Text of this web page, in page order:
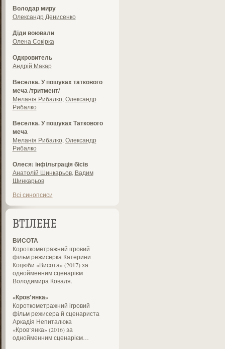
Володар миру
Олександр Денисенко
Діди воювали
Олена Сокірка
Одкровитель
Андрій Макар
Веселка. У пошуках таткового
меча /тритмент/
Меланія Рибалко Олександр
Рибалко
Веселка. У пошуках Таткового
меча
Меланія Рибалко Олександр
Рибалко
Олеся: інфільтрація бісів
Анатолій Шинкарьов, Вадим
Шинкарьов
Всі синопсиси
ВТІЛЕНЕ
ВИСОТА
Короткометражний ігровий
фільм режисерка Катерини
Коцюби «Висота» (2017) за
однойменним сценарієм
Володимира Коваля.
«Кров’янка»
Короткометражний ігровий
фільм режисера й сценариста
Аркадія Непиталюка
«Кров’янка» (2016) за
однойменним сценарієм…